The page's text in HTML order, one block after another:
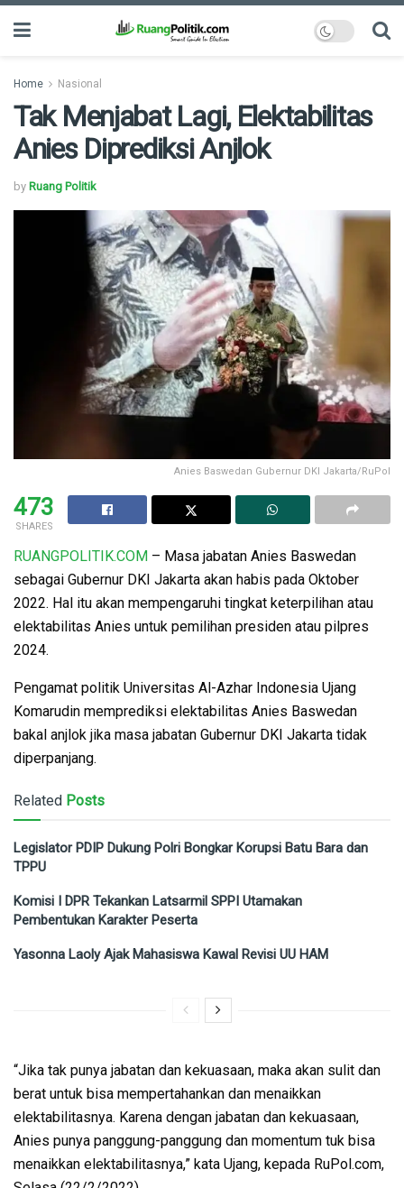
Home Nasional
Tak Menjabat Lagi, Elektabilitas
Anies Diprediksi Anjlok
by Ruang Politik
Anies Baswedan Gubernur DKI Jakarta/RuPol
473
SHARES
RUANGPOLITIK.COM – Masa jabatan Anies Baswedan
sebagai Gubernur DKI Jakarta akan habis pada Oktober
2022. Hal itu akan mempengaruhi tingkat keterpilihan atau
elektabilitas Anies untuk pemilihan presiden atau pilpres
2024.
Pengamat politik Universitas Al-Azhar Indonesia Ujang
Komarudin memprediksi elektabilitas Anies Baswedan
bakal anjlok jika masa jabatan Gubernur DKI Jakarta tidak
diperpanjang.
Related Posts
Legislator PDIP Dukung Polri Bongkar Korupsi Batu Bara dan
TPPU
Komisi I DPR Tekankan Latsarmil SPPI Utamakan
Pembentukan Karakter Peserta
Yasonna Laoly Ajak Mahasiswa Kawal Revisi UU HAM
“Jika tak punya jabatan dan kekuasaan, maka akan sulit dan
berat untuk bisa mempertahankan dan menaikkan
elektabilitasnya. Karena dengan jabatan dan kekuasaan,
Anies punya panggung-panggung dan momentum tuk bisa
menaikkan elektabilitasnya,” kata Ujang, kepada RuPol.com,